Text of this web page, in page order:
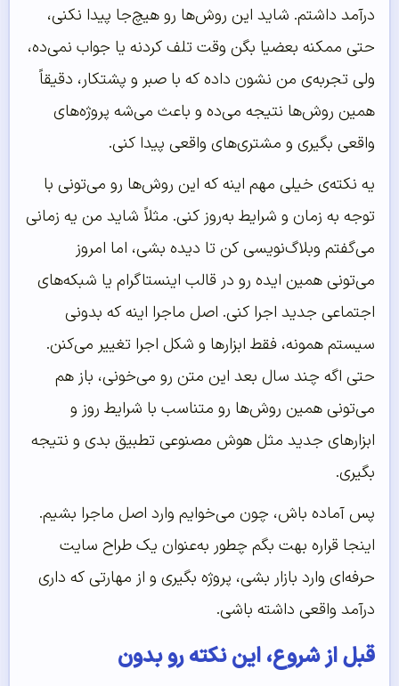
درآمد داشتم. شاید این روش‌ها رو هیچ‌جا پیدا نکنی،
حتی ممکنه بعضیا بگن وقت تلف کردنه یا جواب نمی‌ده،
ولی تجربه‌ی من نشون داده که با صبر و پشتکار، دقیقاً
همین روش‌ها نتیجه می‌ده و باعث می‌شه پروژه‌های
واقعی بگیری و مشتری‌های واقعی پیدا کنی.
یه نکته‌ی خیلی مهم اینه که این روش‌ها رو می‌تونی با
توجه به زمان و شرایط به‌روز کنی. مثلاً شاید من یه زمانی
می‌گفتم وبلاگ‌نویسی کن تا دیده بشی، اما امروز
می‌تونی همین ایده رو در قالب اینستاگرام یا شبکه‌های
اجتماعی جدید اجرا کنی. اصل ماجرا اینه که بدونی
سیستم همونه، فقط ابزارها و شکل اجرا تغییر می‌کنن.
حتی اگه چند سال بعد این متن رو می‌خونی، باز هم
می‌تونی همین روش‌ها رو متناسب با شرایط روز و
ابزارهای جدید مثل هوش مصنوعی تطبیق بدی و نتیجه
بگیری.
پس آماده باش، چون می‌خوایم وارد اصل ماجرا بشیم.
اینجا قراره بهت بگم چطور به‌عنوان یک طراح سایت
حرفه‌ای وارد بازار بشی، پروژه بگیری و از مهارتی که داری
درآمد واقعی داشته باشی.
قبل از شروع، این نکته رو بدون